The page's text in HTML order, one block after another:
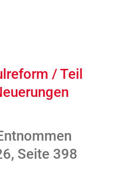
/ Teil
Seite 398